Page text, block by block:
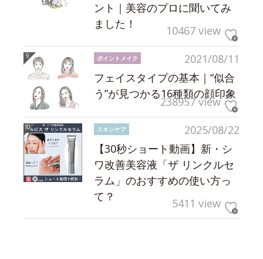
ント｜美容のプロに聞いてみ
ました！
10467 view
2021/08/11
ポイントメイク
フェイスタイプの基本｜“似合
う”が見つかる16種類の顔印象
238957 view
2025/08/22
スキンケア
【30秒ショート動画】新・シ
ワ改善美容液「ザ リンクルセ
ラム」のおすすめの使い方っ
て？
5411 view